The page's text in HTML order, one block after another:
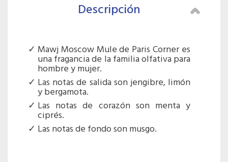
Descripción
Mawj Moscow Mule de Paris Corner es
una fragancia de la familia olfativa para
hombre y mujer.
Las notas de salida son jengibre, limón
y bergamota.
Las notas de corazón son menta y
ciprés.
Las notas de fondo son musgo.